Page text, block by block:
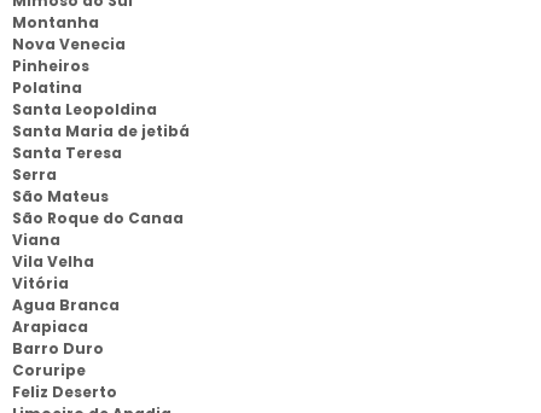
Montanha
Nova Venecia
Pinheiros
Polatina
Santa Leopoldina
Santa Maria de jetibá
Santa Teresa
Serra
São Mateus
São Roque do Canaa
Viana
Vila Velha
Vitória
Agua Branca
Arapiaca
Barro Duro
Coruripe
Feliz Deserto